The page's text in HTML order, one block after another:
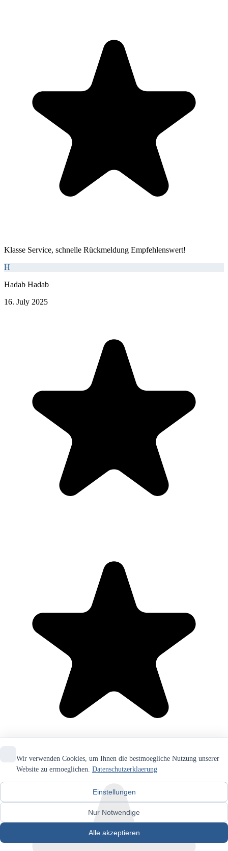
Klasse Service, schnelle Rückmeldung Empfehlenswert!
H
Hadab Hadab
16. July 2025
Wir verwenden Cookies, um Ihnen die bestmoegliche Nutzung unserer
Website zu ermoeglichen. Datenschutzerklaerung
Einstellungen
Nur Notwendige
Alle akzeptieren